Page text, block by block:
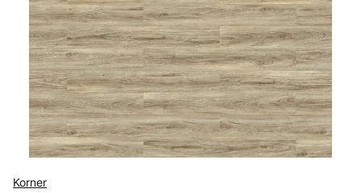
Korner